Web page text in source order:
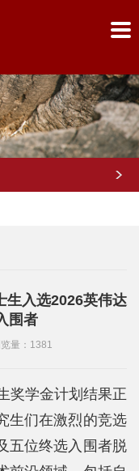
生入选2026英伟达
围者
量： 1381
奖学金计划结果正
生们在激烈的竞选
五位终选入围者脱